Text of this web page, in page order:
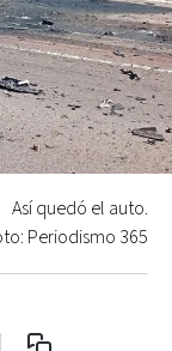
Así quedó el auto.
Periodismo 365